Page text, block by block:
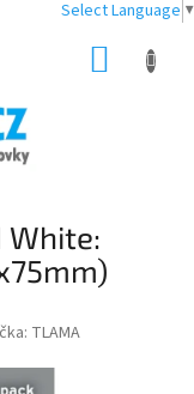
Select Language ▼
White:
TLAMA